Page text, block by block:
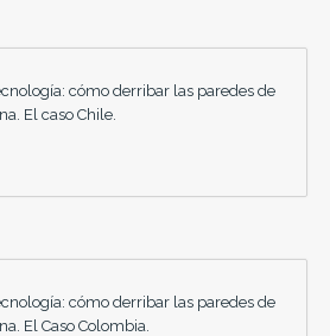
cómo derribar las paredes de
El caso Chile.
cómo derribar las paredes de
El Caso Colombia.